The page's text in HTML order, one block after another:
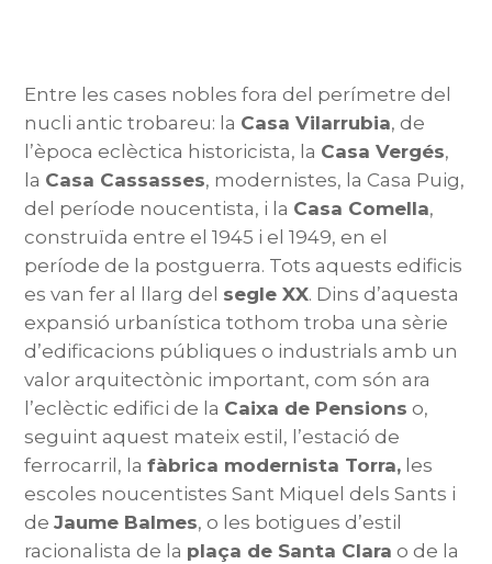
Entre les cases nobles fora del perímetre del
nucli antic trobareu: la Casa Vilarrubia, de
l’època eclèctica historicista, la Casa Vergés,
la Casa Cassasses, modernistes, la Casa Puig,
del període noucentista, i la Casa Comella,
construïda entre el 1945 i el 1949, en el
període de la postguerra. Tots aquests edificis
es van fer al llarg del segle XX. Dins d’aquesta
expansió urbanística tothom troba una sèrie
d’edificacions públiques o industrials amb un
valor arquitectònic important, com són ara
l’eclèctic edifici de la Caixa de Pensions o,
seguint aquest mateix estil, l’estació de
ferrocarril, lafàbrica modernista Torra, les
escoles noucentistes Sant Miquel dels Sants i
deJaume Balmes, o les botigues d’estil
racionalista de la plaça de Santa Clara o de la